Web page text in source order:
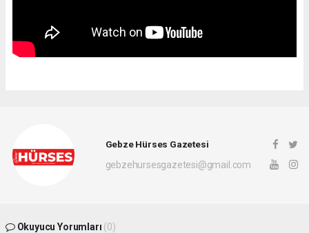
Gebze Hürses Gazetesi
gebzehursesgazetesi@gmail.com
Okuyucu Yorumları (0)